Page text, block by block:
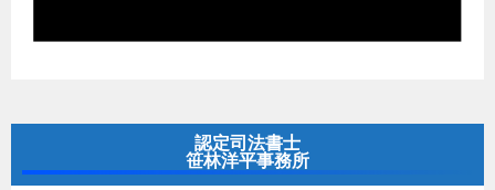
認定司法書士
笹林洋平事務所